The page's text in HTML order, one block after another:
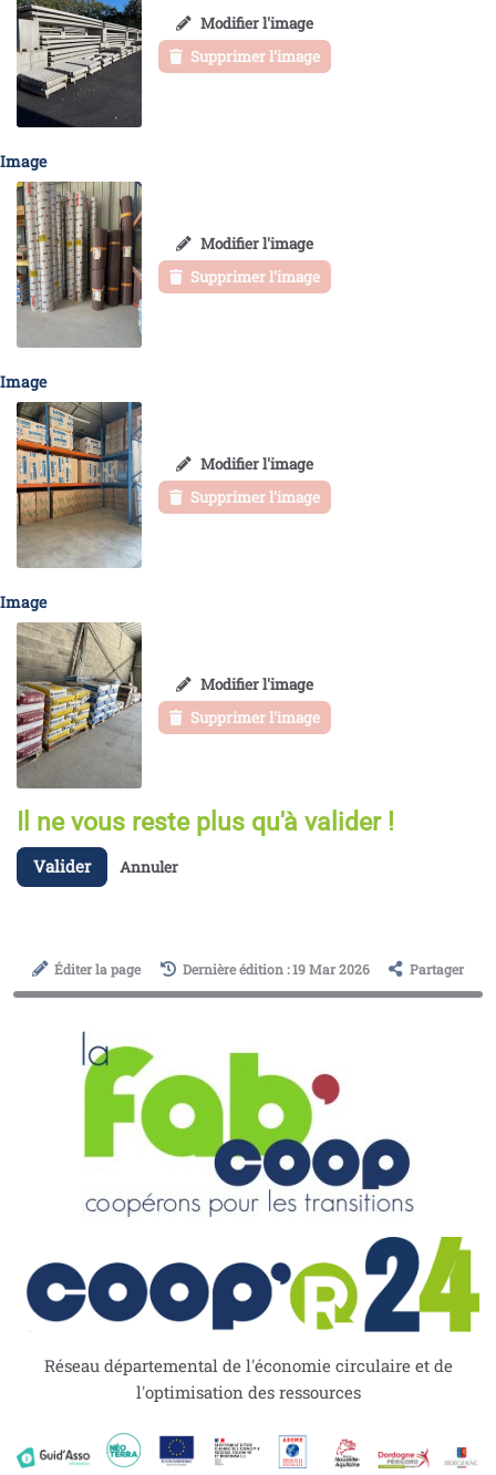
Modifier l'image
Supprimer l'image
Image
Modifier l'image
Supprimer l'image
Image
Modifier l'image
Supprimer l'image
Image
Modifier l'image
Supprimer l'image
Il ne vous reste plus qu'à valider !
Valider Annuler
Éditer la page Dernière édition : 19 Mar 2026 Partager
Réseau départemental de l'économie circulaire et de
l'optimisation des ressources